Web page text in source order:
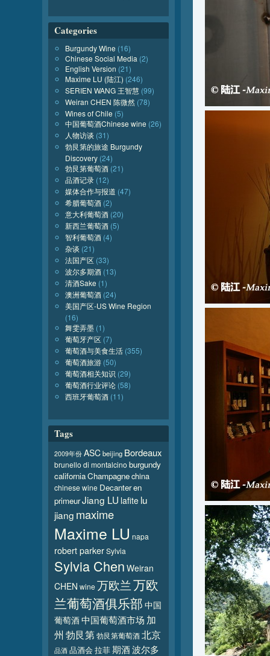
Categories
Burgundy Wine (16)
Chinese Social Media (2)
English Version (21)
Maxime LU (陆江) (246)
SERIEN WANG 王智慧 (99)
Weiran CHEN 陈微然 (78)
Wines of Chile (5)
中国葡萄酒Chinese wine (26)
人物访谈 (31)
勃艮第的旅途 Burgundy
Discovery (24)
勃艮第葡萄酒 (21)
品酒记录 (12)
媒体合作与报道 (47)
希腊葡萄酒 (2)
意大利葡萄酒 (20)
新西兰葡萄酒 (5)
智利葡萄酒 (4)
杂谈 (21)
法国产区 (33)
波尔多期酒 (13)
清酒Sake (1)
澳洲葡萄酒 (24)
美国产区-US Wine Region
(16)
舞雯弄墨 (1)
葡萄牙产区 (7)
葡萄酒与美食生活 (355)
葡萄酒旅游 (50)
葡萄酒相关知识 (29)
葡萄酒行业评论 (58)
西班牙葡萄酒 (11)
Tags
2009年份 ASCbeijing Bordeaux
brunello di montalcinoburgundy
californiaChampagnechina
chinese wine Decanteren
primeurJiang LU lafite lu
jiang maxime
Maxime LU napa
robert parkerSylvia
Sylvia Chen Weiran
CHEN wine万欧兰万欧
兰葡萄酒俱乐部中国
葡萄酒中国葡萄酒市场 加
州 勃艮第勃艮第葡萄酒北京
品酒品酒会 拉菲期酒波尔多